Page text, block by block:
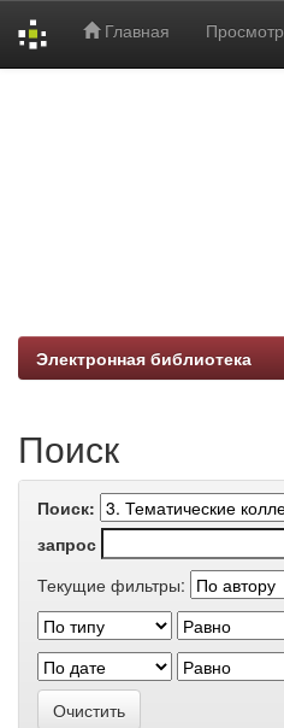
Главная Просмотр
Электронная библиотека
Поиск
Поиск:
запрос
Текущие фильтры:
Очистить